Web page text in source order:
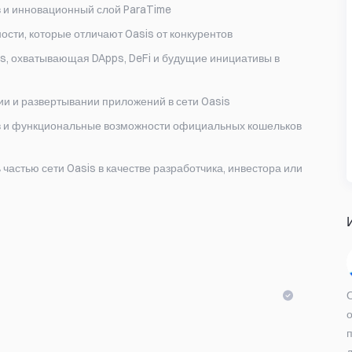
инновационный слой ParaTime
которые отличают Oasis от конкурентов
охватывающая DApps, DeFi и будущие инициативы в
и развертывании приложений в сети Oasis
функциональные возможности официальных кошельков
сети Oasis в качестве разработчика, инвестора или